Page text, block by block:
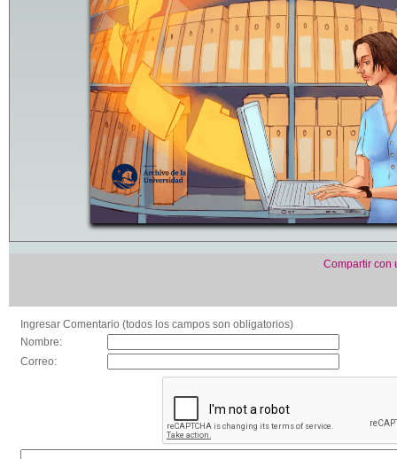
Compartir con
Ingresar Comentario (todos los campos son obligatorios)
Nombre:
Correo: